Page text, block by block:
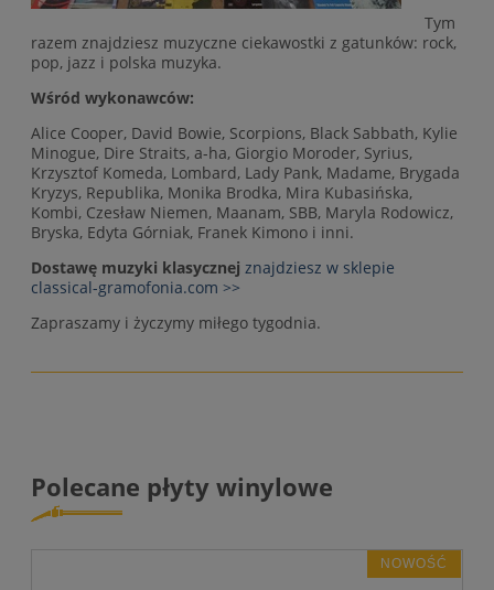
Tym
razem znajdziesz muzyczne ciekawostki z gatunków: rock,
pop, jazz i polska muzyka.
Wśród wykonawców:
Alice Cooper, David Bowie, Scorpions, Black Sabbath, Kylie
Minogue, Dire Straits, a-ha, Giorgio Moroder, Syrius,
Krzysztof Komeda, Lombard, Lady Pank, Madame, Brygada
Kryzys, Republika, Monika Brodka, Mira Kubasińska,
Kombi, Czesław Niemen, Maanam, SBB, Maryla Rodowicz,
Bryska, Edyta Górniak, Franek Kimono i inni.
Dostawę muzyki klasycznej znajdziesz w sklepie
classical-gramofonia.com >>
Zapraszamy i życzymy miłego tygodnia.
Polecane płyty winylowe
NOWOŚĆ